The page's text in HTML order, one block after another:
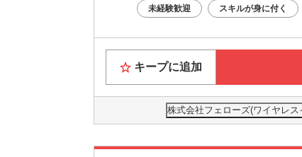
未経験歓迎 スキルが身に付く
キープに追加
株式会社フェローズ(ワイヤレ